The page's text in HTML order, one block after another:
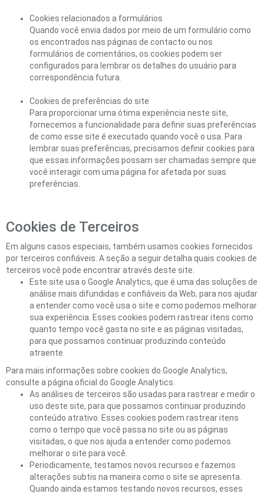
Cookies relacionados a formulários
Quando você envia dados por meio de um formulário como
os encontrados nas páginas de contacto ou nos
formulários de comentários, os cookies podem ser
configurados para lembrar os detalhes do usuário para
correspondência futura.
Cookies de preferências do site
Para proporcionar uma ótima experiência neste site,
fornecemos a funcionalidade para definir suas preferências
de como esse site é executado quando você o usa. Para
lembrar suas preferências, precisamos definir cookies para
que essas informações possam ser chamadas sempre que
você interagir com uma página for afetada por suas
preferências.
Cookies de Terceiros
Em alguns casos especiais, também usamos cookies fornecidos
por terceiros confiáveis. A seção a seguir detalha quais cookies de
terceiros você pode encontrar através deste site.
Este site usa o Google Analytics, que é uma das soluções de
análise mais difundidas e confiáveis ​​da Web, para nos ajudar
a entender como você usa o site e como podemos melhorar
sua experiência. Esses cookies podem rastrear itens como
quanto tempo você gasta no site e as páginas visitadas,
para que possamos continuar produzindo conteúdo
atraente.
Para mais informações sobre cookies do Google Analytics,
consulte a página oficial do Google Analytics.
As análises de terceiros são usadas para rastrear e medir o
uso deste site, para que possamos continuar produzindo
conteúdo atrativo. Esses cookies podem rastrear itens
como o tempo que você passa no site ou as páginas
visitadas, o que nos ajuda a entender como podemos
melhorar o site para você.
Periodicamente, testamos novos recursos e fazemos
alterações subtis na maneira como o site se apresenta.
Quando ainda estamos testando novos recursos, esses